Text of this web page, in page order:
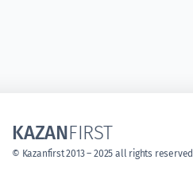
KAZANFIRST
© Kazanfirst 2013 – 2025 all rights reserved